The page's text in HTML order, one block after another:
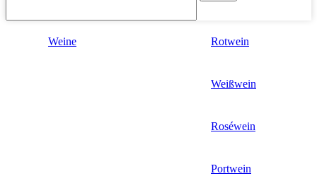
Weine Rotwein
Weißwein
Roséwein
Portwein